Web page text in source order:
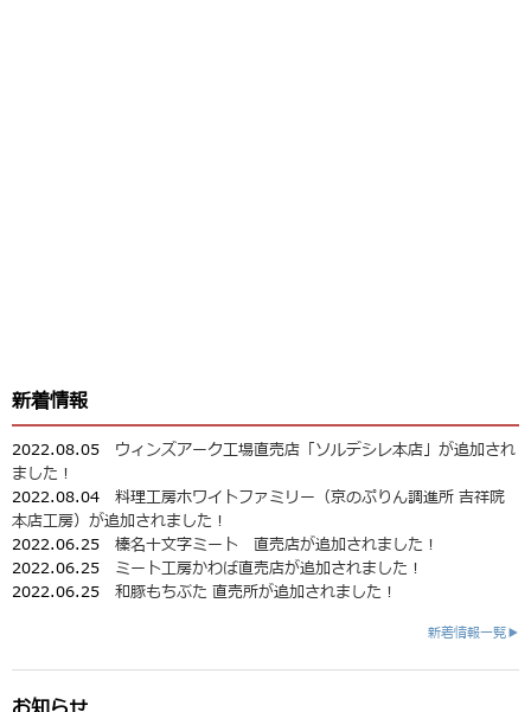
新着情報
2022.08.05 ウィンズアーク工場直売店「ソルデシレ本店」が追加され
ました！
2022.08.04 料理工房ホワイトファミリー（京のぷりん調進所 吉祥院
本店工房）が追加されました！
2022.06.25 榛名十文字ミート 直売店が追加されました！
2022.06.25 ミート工房かわば直売店が追加されました！
2022.06.25 和豚もちぶた 直売所が追加されました！
新着情報一覧▶